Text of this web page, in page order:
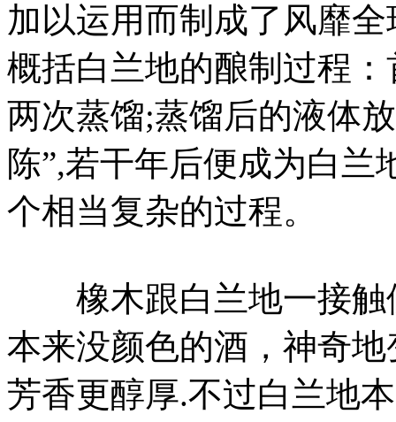
加以运用而制成了风靡
概括白兰地的酿制过程
两次蒸馏;蒸馏后的液体
陈”,若干年后便成为白
个相当复杂的过程。
橡木跟白兰地一接触
本来没颜色的酒，神奇
芳香更醇厚.不过白兰地